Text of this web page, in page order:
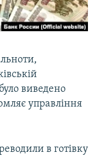
виведено
управління
в готівку